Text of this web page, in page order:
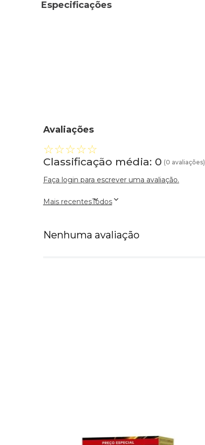
Especificações
Avaliações
☆☆☆☆☆
Classificação média: 0 (0 avaliações)
Faça login para escrever uma avaliação.
Mais recentesTodos
Nenhuma avaliação